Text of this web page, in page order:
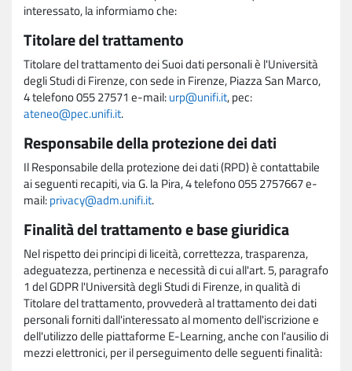
interessato, la informiamo che:
Titolare del trattamento
Titolare del trattamento dei Suoi dati personali è l'Università
degli Studi di Firenze, con sede in Firenze, Piazza San Marco,
4 telefono 055 27571 e-mail:urp@unifi.it, pec:
ateneo@pec.unifi.it.
Responsabile della protezione dei dati
Il Responsabile della protezione dei dati (RPD) è contattabile
ai seguenti recapiti, via G. la Pira, 4 telefono 055 2757667 e-
mail:privacy@adm.unifi.it.
Finalità del trattamento e base giuridica
Nel rispetto dei principi di liceità, correttezza, trasparenza,
adeguatezza, pertinenza e necessità di cui all'art. 5, paragrafo
1 del GDPR l'Università degli Studi di Firenze, in qualità di
Titolare del trattamento, provvederà al trattamento dei dati
personali forniti dall'interessato al momento dell'iscrizione e
dell'utilizzo delle piattaforme E-Learning, anche con l'ausilio di
mezzi elettronici, per il perseguimento delle seguenti finalità: